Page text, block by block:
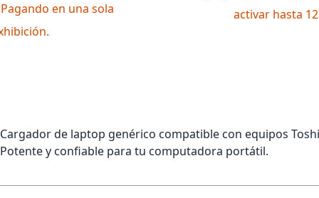
en una sola
activar hasta
Cargador de laptop genérico compatible con equipos
Potente y confiable para tu computadora portátil.